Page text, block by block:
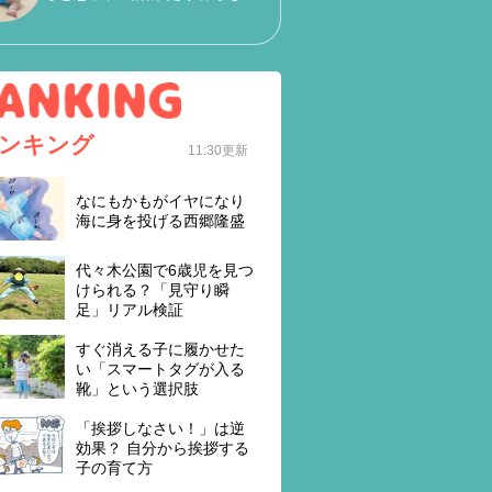
キング 11:30更新
なにもかもがイヤになり
海に身を投げる西郷隆盛
代々木公園で6歳児を見つ
けられる？「見守り瞬
足」リアル検証
すぐ消える子に履かせた
い「スマートタグが入る
靴」という選択肢
「挨拶しなさい！」は逆
効果？ 自分から挨拶する
子の育て方